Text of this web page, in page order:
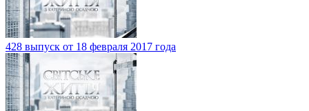
428 выпуск от 18 февраля 2017 года